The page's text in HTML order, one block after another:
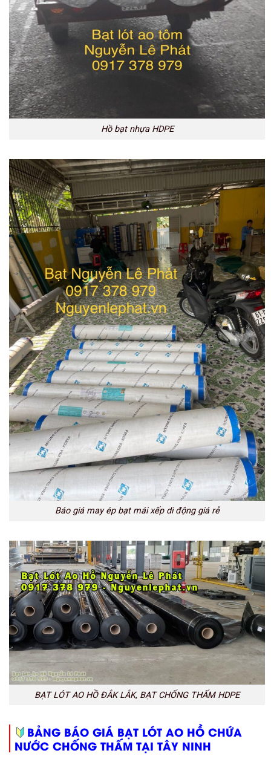
Hồ bạt nhựa HDPE
Báo giá may ép bạt mái xếp di động giá rẻ
BẠT LÓT AO HỒ ĐẮK LẮK, BẠT CHỐNG THẤM HDPE
BẢNG BÁO GIÁ BẠT LÓT AO HỒ CHỨA
NƯỚC CHỐNG THẤM TẠI TÂY NINH